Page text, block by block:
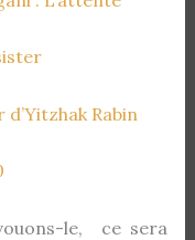
Rabin
le, ce sera